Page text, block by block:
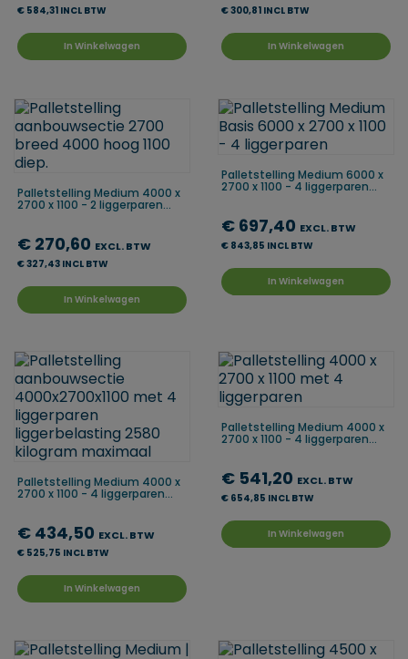
€ 584,31 INCL BTW
In Winkelwagen
€ 300,81 INCL BTW
In Winkelwagen
Palletstelling Medium 4000 x
2700 x 1100 - 2 liggerparen...
€ 270,60 EXCL. BTW
€ 327,43 INCL BTW
In Winkelwagen
Palletstelling Medium 6000 x
2700 x 1100 - 4 liggerparen...
€ 697,40 EXCL. BTW
€ 843,85 INCL BTW
In Winkelwagen
Palletstelling Medium 4000 x
2700 x 1100 - 4 liggerparen...
€ 434,50 EXCL. BTW
€ 525,75 INCL BTW
In Winkelwagen
Palletstelling Medium 4000 x
2700 x 1100 - 4 liggerparen...
€ 541,20 EXCL. BTW
€ 654,85 INCL BTW
In Winkelwagen